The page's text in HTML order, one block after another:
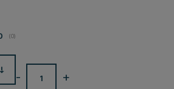
beoordeling:
(aantal stemmen:
0)
+
-